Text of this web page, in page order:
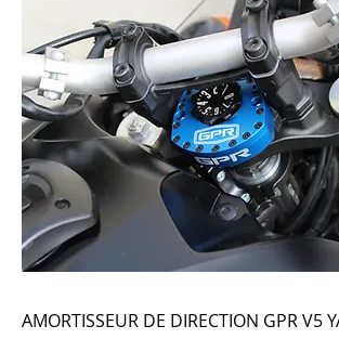
AMORTISSEUR DE DIRECTION GPR V5